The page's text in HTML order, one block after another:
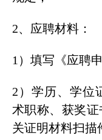
2、应聘材料：
1）填写《应聘
2）学历、学位
术职称、获奖
关证明材料扫描